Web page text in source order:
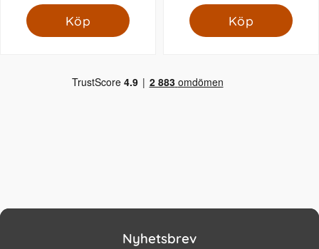
Köp
Köp
Nyhetsbrev